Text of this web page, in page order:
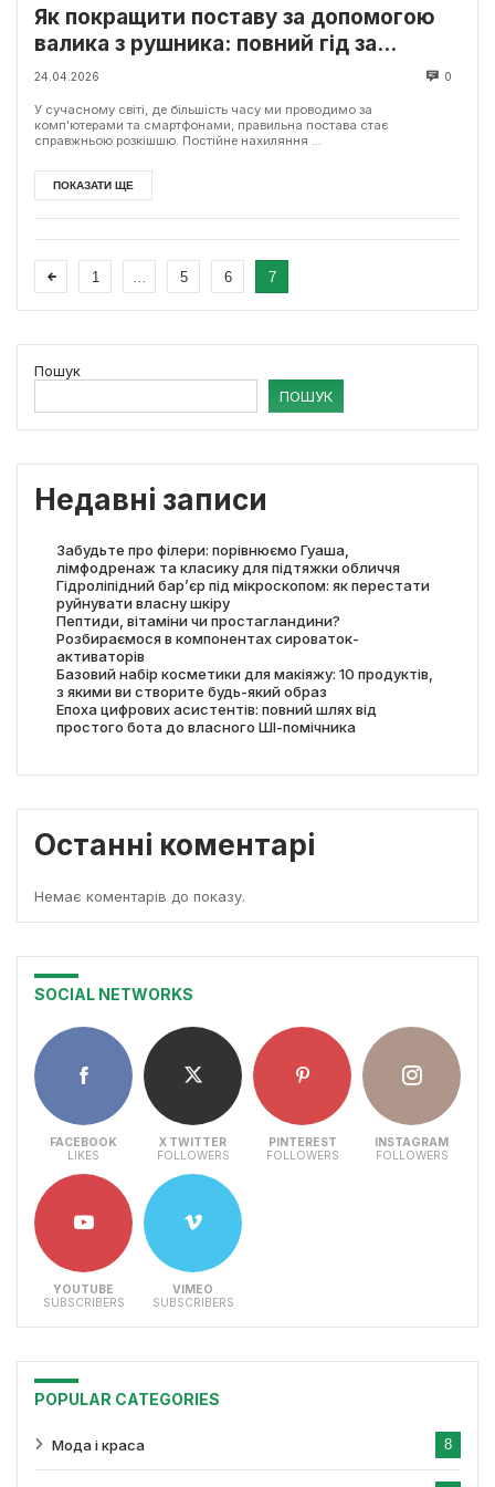
Як покращити поставу за допомогою
валика з рушника: повний гід за
методом Фукуцудзі
24.04.2026 0
У сучасному світі, де більшість часу ми проводимо за
комп'ютерами та смартфонами, правильна постава стає
справжньою розкішшю. Постійне нахиляння ...
ПОКАЗАТИ ЩЕ
1 5 6 7
Пошук
ПОШУК
Недавні записи
Забудьте про філери: порівнюємо Гуаша,
лімфодренаж та класику для підтяжки обличчя
Гідроліпідний бар’єр під мікроскопом: як перестати
руйнувати власну шкіру
Пептиди, вітаміни чи простагландини?
Розбираємося в компонентах сироваток-
активаторів
Базовий набір косметики для макіяжу: 10 продуктів,
з якими ви створите будь-який образ
Епоха цифрових асистентів: повний шлях від
простого бота до власного ШІ-помічника
Останні коментарі
Немає коментарів до показу.
SOCIAL NETWORKS
FACEBOOK
LIKES
X TWITTER
FOLLOWERS
PINTEREST
FOLLOWERS
INSTAGRAM
FOLLOWERS
YOUTUBE
SUBSCRIBERS
VIMEO
SUBSCRIBERS
POPULAR CATEGORIES
Мода і краса 8